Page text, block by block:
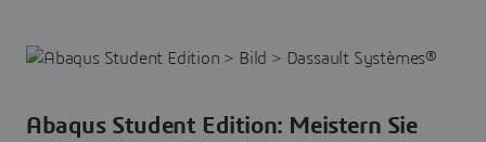
Abaqus Student Edition: Meistern Sie